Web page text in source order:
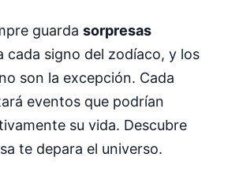
guarda sorpresas
cada signo del zodíaco, y los
son la excepción. Cada
eventos que podrían
su vida. Descubre
te depara el universo.